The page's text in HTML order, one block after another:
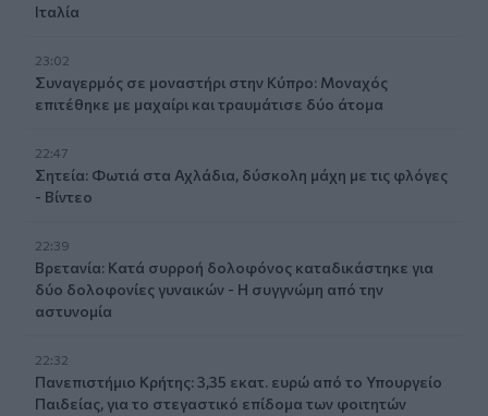
Ιταλία
23:02
Συναγερμός σε μοναστήρι στην Κύπρο: Μοναχός
επιτέθηκε με μαχαίρι και τραυμάτισε δύο άτομα
22:47
Σητεία: Φωτιά στα Αχλάδια, δύσκολη μάχη με τις φλόγες
- Βίντεο
22:39
Βρετανία: Κατά συρροή δολοφόνος καταδικάστηκε για
δύο δολοφονίες γυναικών - Η συγγνώμη από την
αστυνομία
22:32
Πανεπιστήμιο Κρήτης: 3,35 εκατ. ευρώ από το Υπουργείο
Παιδείας, για το στεγαστικό επίδομα των φοιτητών